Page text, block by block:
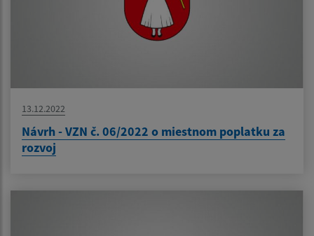
13.12.2022
Návrh - VZN č. 06/2022 o miestnom poplatku za
rozvoj